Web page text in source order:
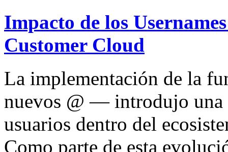
Impacto de los
Customer Cloud
La implementación de la
nuevos @ — introdujo una
usuarios dentro del
Como parte de esta